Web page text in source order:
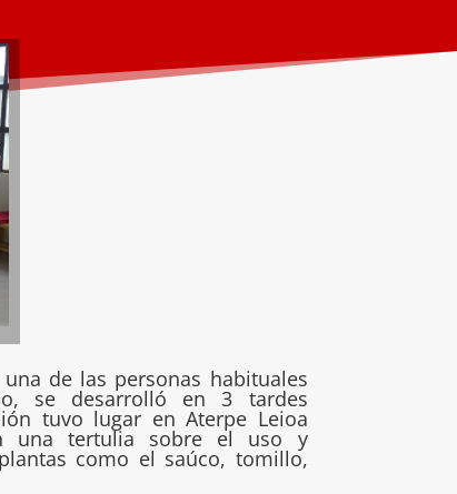
de las personas habituales
se desarrolló en 3 tardes
tuvo lugar en Aterpe Leioa
una tertulia sobre el uso y
como el saúco, tomillo,